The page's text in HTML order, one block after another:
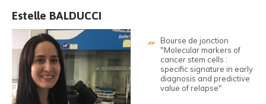
Estelle BALDUCCI
Bourse de jonction
"Molecular markers of
cancer stem cells :
specific signature in early
diagnosis and predictive
value of relapse"